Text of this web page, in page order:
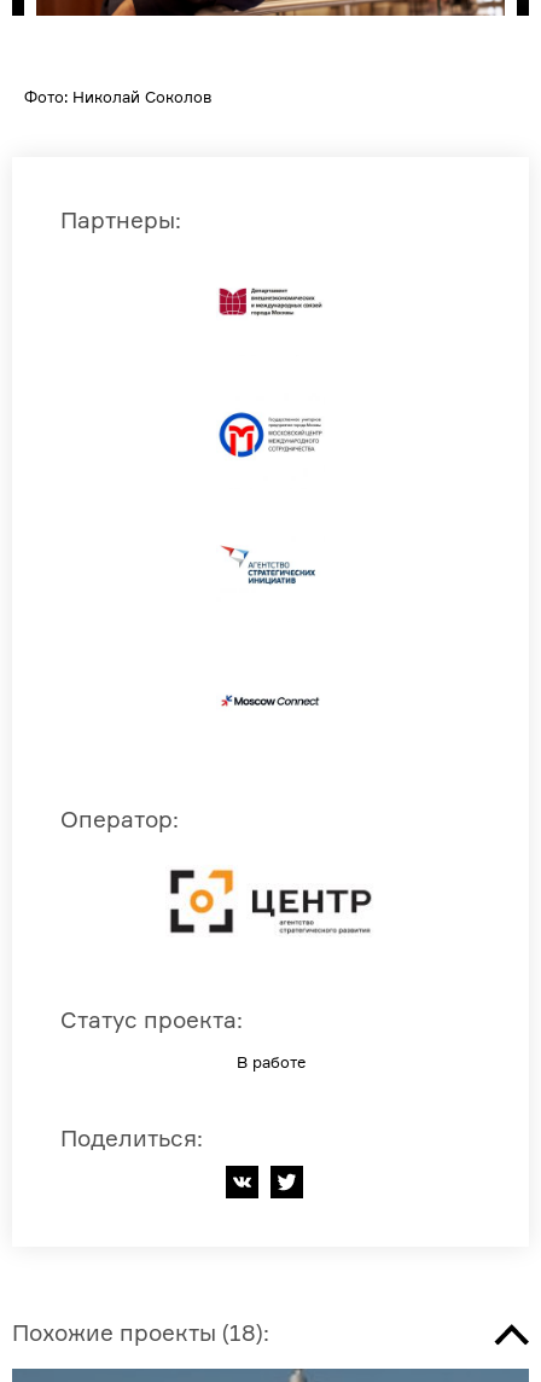
Фото: Николай Соколов
Партнеры:
Оператор:
Статус проекта:
В работе
Поделиться:
Похожие проекты (18):